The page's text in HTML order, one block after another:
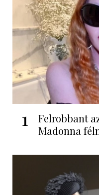
1
Felrobbant
Madonna